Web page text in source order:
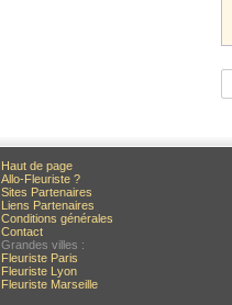
Haut de page
Allo-Fleuriste ?
Sites Partenaires
Liens Partenaires
Conditions générales
Contact
Grandes villes :
Fleuriste Paris
Fleuriste Lyon
Fleuriste Marseille